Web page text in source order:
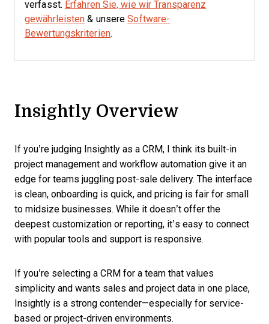
verfasst. Erfahren Sie, wie wir Transparenz
gewährleisten & unsereSoftware-
Bewertungskriterien.
Insightly Overview
If you’re judging Insightly as a CRM, I think its built-in
project management and workflow automation give it an
edge for teams juggling post-sale delivery. The interface
is clean, onboarding is quick, and pricing is fair for small
to midsize businesses. While it doesn’t offer the
deepest customization or reporting, it’s easy to connect
with popular tools and support is responsive.
If you’re selecting a CRM for a team that values
simplicity and wants sales and project data in one place,
Insightly is a strong contender—especially for service-
based or project-driven environments.